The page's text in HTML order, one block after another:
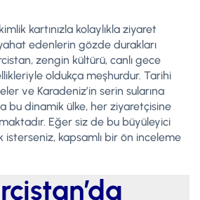
kartınızla kolaylıkla ziyaret
edenlerin gözde durakları
zengin kültürü, canlı gece
oldukça meşhurdur. Tarihi
ve Karadeniz’in serin sularına
bu dinamik ülke, her ziyaretçisine
Eğer siz de bu büyüleyici
isterseniz, kapsamlı bir ön inceleme